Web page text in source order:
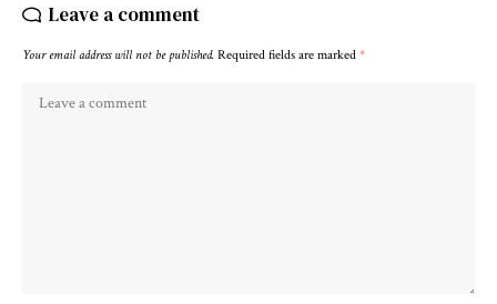
Leave a comment
Your email address will not be published. Required fields are marked *